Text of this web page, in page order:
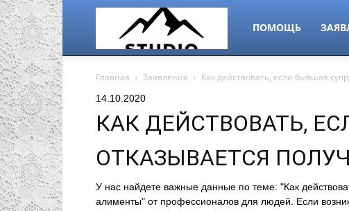
alps-
studio.ru
ПОМОЩЬ
Главная Заявления Как действовать, если бывшая
14.10.2020
КАК ДЕЙСТВОВАТЬ,
ОТКАЗЫВАЕТСЯ
У нас найдете важные данные по теме: "Как
алименты" от профессионалов для людей. Если